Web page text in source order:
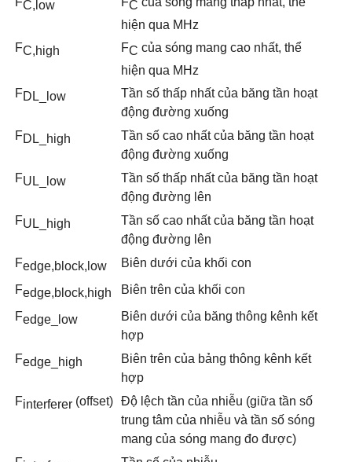
C, low C
hiện qua MHz
FC,high FC của sóng mang cao nhất, thể
hiện qua MHz
FDL_low Tần số thấp nhất của băng tần hoạt
động đường xuống
FDL_high
Tần số cao nhất của băng tần hoạt
động đường xuống
FUL_low
Tần số thấp nhất của băng tần hoạt
động đường l ên
FUL_high
Tần số cao nhất của băng tần hoạt
động đường lên
Fedge,block, low
Biên dưới của khối con
Fedge,block,high
Biên trên của khối con
Fedge ow
Biên dưới của băng thông kênh kết
hợp
Fedge _high
Biên trên của bảng thông kênh kết
hợp
Finterferer (offset) Độ lệch tần của nhiễu (giữa tần số
trung tâm của nhiễu và tần số sóng
mang của sóng mang đo được)